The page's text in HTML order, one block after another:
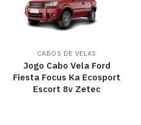
CABOS DE VELAS
Jogo Cabo Vela Ford
Fiesta Focus Ka Ecosport
Escort 8v Zetec